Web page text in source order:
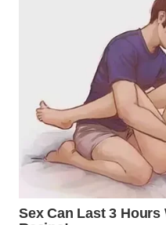
WAHANA
LISTRIK
WAHANA
TRAVEL
WAHANA